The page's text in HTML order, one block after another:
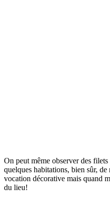
On peut même observer des
quelques habitations, bien sûr,
vocation décorative mais quand
du lieu!